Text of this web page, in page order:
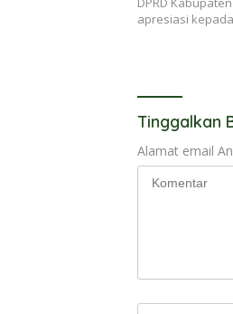
apresiasi
Tinggalkan
Alamat email